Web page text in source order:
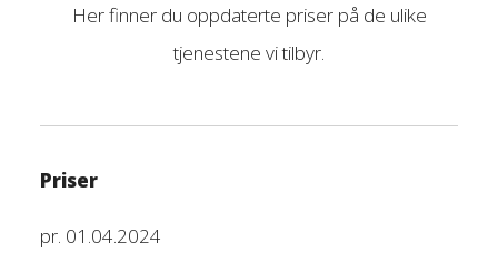
Her finner du oppdaterte priser på de ulike
tjenestene vi tilbyr.
Priser
pr. 01.04.2024